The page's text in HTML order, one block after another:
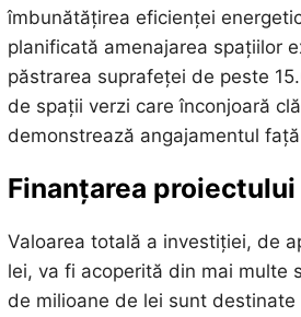
îmbunătățirea eficienței
planificată amenajarea spațiilor
păstrarea suprafeței de peste
de spații verzi care înconjoară
demonstrează angajamentul
Finanțarea proiectului
Valoarea totală a investiției, de
lei, va fi acoperită din mai multe
de milioane de lei sunt destinate